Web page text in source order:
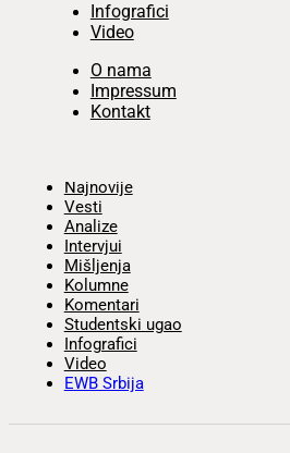
Infografici
Video
O nama
Impressum
Kontakt
Najnovije
Vesti
Analize
Intervjui
Mišljenja
Kolumne
Komentari
Studentski ugao
Infografici
Video
EWB Srbija